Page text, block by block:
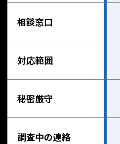
相談窓口
対応範囲
秘密厳守
調査中の連絡